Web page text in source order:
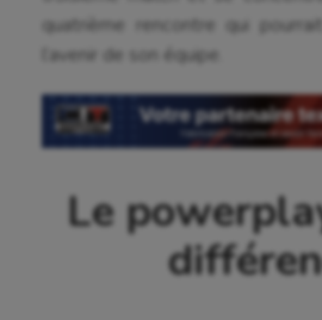
quatrième rencontre qui
l’avenir de son équipe.
Le